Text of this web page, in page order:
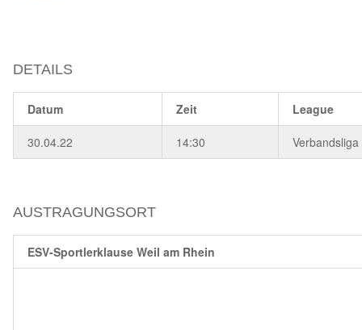
DETAILS
Datum Zeit League
30.04.22 14:30
AUSTRAGUNGSORT
ESV-Sportlerklause Weil am Rhein